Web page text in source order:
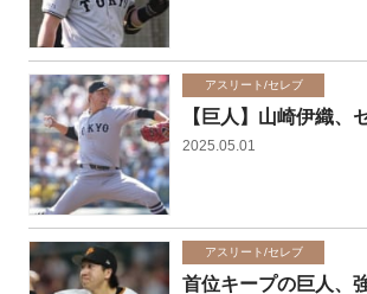
アスリート/セレブ
【巨人】山崎伊織
2025.05.01
アスリート/セレブ
首位キープの巨人、